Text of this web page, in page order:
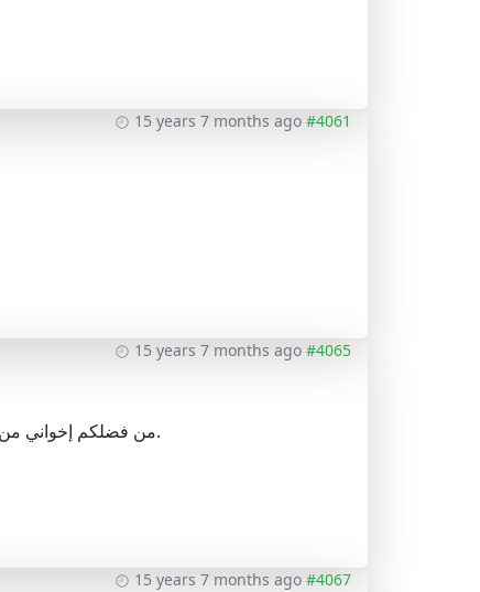
15 years 7 months ago #4061
15 years 7 months ago #4065
من فضلكم إخواني من يسمع بتاريخ مقابلة كلية العلوم الإسلامية بالخروبة الجزائر العاصمة فليبلغنا بارك الله فيكم.
15 years 7 months ago #4067